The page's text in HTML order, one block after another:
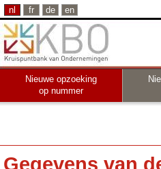
nl fr de en
Nieuwe opzoeking
op nummer
Gegevens van